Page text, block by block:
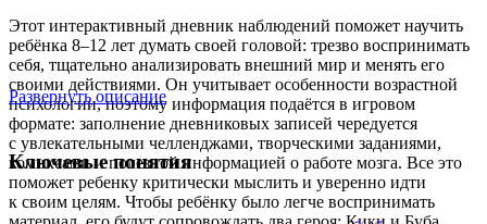
Этот интерактивный дневник наблюдений поможет научить
ребёнка 8–12 лет думать своей головой: трезво воспринимать
себя, тщательно анализировать внешний мир и менять его
своими действиями. Он учитывает особенности возрастной
психологии, поэтому информация подаётся в игровом
формате: заполнение дневниковых записей чередуется
с увлекательными челленджами, творческими заданиями,
комиксами и полезной информацией о работе мозга. Все это
поможет ребенку критически мыслить и уверенно идти
к своим целям. Чтобы ребёнку было легче воспринимать
Развернуть описание
Ключевые понятия